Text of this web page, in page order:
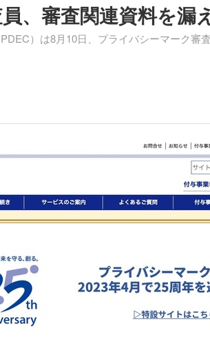
、審査関連資料を漏
）は8月10日、プライバシーマーク審